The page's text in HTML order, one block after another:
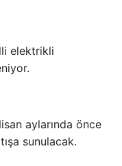
elektrikli
aylarında önce
sunulacak.